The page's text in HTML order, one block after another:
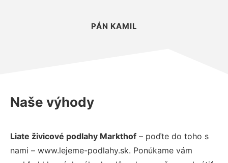
PÁN KAMIL
Naše výhody
Liate živicové podlahy Markthof – poďte do toho s
nami – www.lejeme-podlahy.sk. Ponúkame vám